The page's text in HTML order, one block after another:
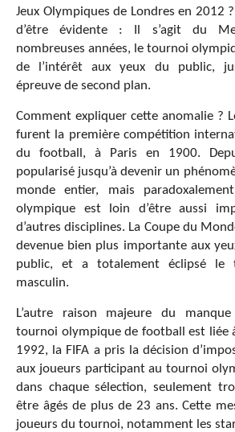
Jeux Olympiques de Londres en 2012
d’être évidente : Il s’agit du
nombreuses années, le tournoi
de l’intérêt aux yeux du public,
épreuve de second plan.
Comment expliquer cette anomalie ?
furent la première compétition
du football, à Paris en 1900.
popularisé jusqu’à devenir un
monde entier, mais
olympique est loin d’être aussi
d’autres disciplines. La Coupe du
devenue bien plus importante aux
public, et a totalement éclipsé le
masculin.
L’autre raison majeure du
tournoi olympique de football est liée
1992, la FIFA a pris la décision
aux joueurs participant au tournoi
dans chaque sélection, seulement
être âgés de plus de 23 ans. Cette
joueurs du tournoi, notamment les